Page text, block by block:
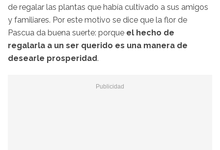
de regalar las plantas que había cultivado a sus amigos
y familiares. Por este motivo se dice que la flor de
Pascua da buena suerte: porque el hecho de
regalarla a un ser querido es una manera de
desearle prosperidad.